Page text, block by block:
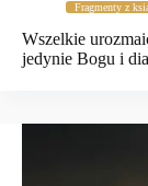
Fragmenty z
Wszelkie
jedynie Bogu i